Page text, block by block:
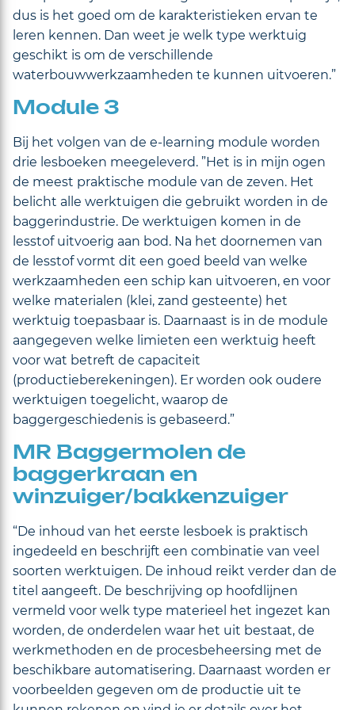
dus is het goed om de karakteristieken ervan te
leren kennen. Dan weet je welk type werktuig
geschikt is om de verschillende
waterbouwwerkzaamheden te kunnen uitvoeren.”
Module 3
Bij het volgen van de e-learning module worden
drie lesboeken meegeleverd. ”Het is in mijn ogen
de meest praktische module van de zeven. Het
belicht alle werktuigen die gebruikt worden in de
baggerindustrie. De werktuigen komen in de
lesstof uitvoerig aan bod. Na het doornemen van
de lesstof vormt dit een goed beeld van welke
werkzaamheden een schip kan uitvoeren, en voor
welke materialen (klei, zand gesteente) het
werktuig toepasbaar is. Daarnaast is in de module
aangegeven welke limieten een werktuig heeft
voor wat betreft de capaciteit
(productieberekeningen). Er worden ook oudere
werktuigen toegelicht, waarop de
baggergeschiedenis is gebaseerd.”
MR Baggermolen de
baggerkraan en
winzuiger/bakkenzuiger
“De inhoud van het eerste lesboek is praktisch
ingedeeld en beschrijft een combinatie van veel
soorten werktuigen. De inhoud reikt verder dan de
titel aangeeft. De beschrijving op hoofdlijnen
vermeld voor welk type materieel het ingezet kan
worden, de onderdelen waar het uit bestaat, de
werkmethoden en de procesbeheersing met de
beschikbare automatisering. Daarnaast worden er
voorbeelden gegeven om de productie uit te